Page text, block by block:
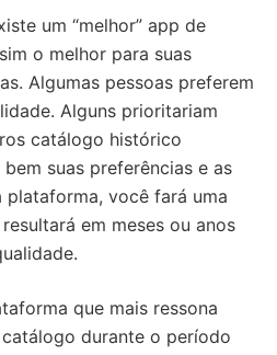
um “melhor” app de
o melhor para suas
Algumas pessoas preferem
Alguns prioritariam
catálogo histórico
suas preferências e as
você fará uma
em meses ou anos
que mais ressona
durante o período